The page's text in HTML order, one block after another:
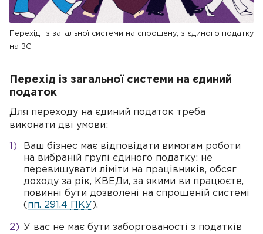
Перехід: із загальної системи на спрощену, з єдиного податку
на ЗС
Перехід із загальної системи на єдиний
податок
Для переходу на єдиний податок треба
виконати дві умови:
Ваш бізнес має відповідати вимогам роботи
на вибраній групі єдиного податку: не
перевищувати ліміти на працівників, обсяг
доходу за рік, КВЕДи, за якими ви працюєте,
повинні бути дозволені на спрощеній системі
( пп. 291.4 ПКУ ).
У вас не має бути заборгованості з податків